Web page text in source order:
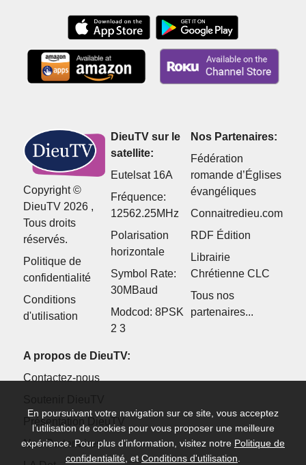
Copyright ©
DieuTV 2026 ,
Tous droits
réservés.
Politique de
confidentialité
Conditions
d'utilisation
DieuTV sur le
satellite:
Eutelsat 16A
Fréquence:
12562.25MHz
Polarisation
horizontale
Symbol Rate:
30MBaud
Modcod: 8PSK
2 3
Nos Partenaires:
Fédération
romande d’Églises
évangéliques
Connaitredieu.com
RDF Édition
Librairie
Chrétienne CLC
Tous nos
partenaires...
A propos de DieuTV:
Contactez-nous
Présentation DieuTV
Nos Partenaires
En poursuivant votre navigation sur ce site, vous acceptez
l’utilisation de cookies pour vous proposer une meilleure
expérience. Pour plus d’information, visitez notre Politique de
confidentialité , et Conditions d'utilisation